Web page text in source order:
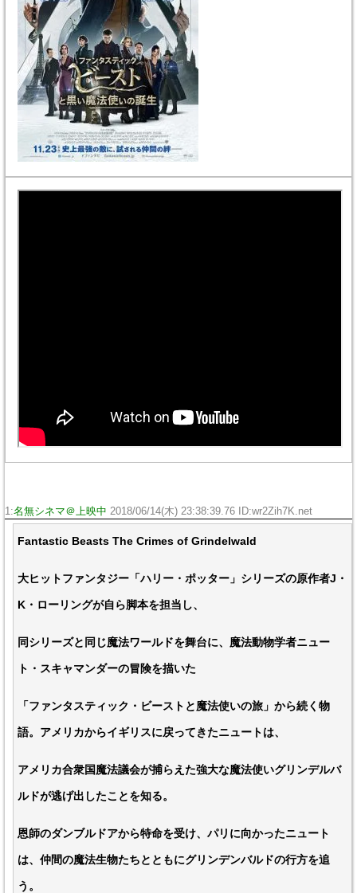
1:名無シネマ＠上映中 2018/06/14(木) 23:38:39.76 ID:wr2Zih7K.net
Fantastic Beasts The Crimes of Grindelwald
大ヒットファンタジー「ハリー・ポッター」シリーズの原作者J・
K・ローリングが自ら脚本を担当し、
同シリーズと同じ魔法ワールドを舞台に、魔法動物学者ニュー
ト・スキャマンダーの冒険を描いた
「ファンタスティック・ビーストと魔法使いの旅」から続く物
語。アメリカからイギリスに戻ってきたニュートは、
アメリカ合衆国魔法議会が捕らえた強大な魔法使いグリンデルバ
ルドが逃げ出したことを知る。
恩師のダンブルドアから特命を受け、パリに向かったニュート
は、仲間の魔法生物たちとともにグリンデンバルドの行方を追
う。